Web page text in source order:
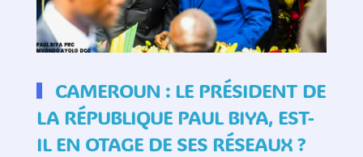
CAMEROUN : LE PRÉSIDENT DE
LA RÉPUBLIQUE PAUL BIYA, EST-
IL EN OTAGE DE SES RÉSEAUX ?